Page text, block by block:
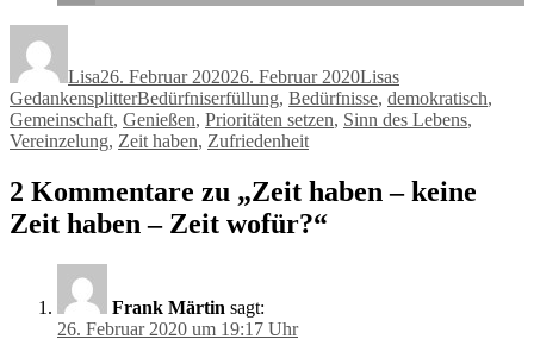
Lisa26. Februar 202026. Februar 2020Lisas
GedankensplitterSchlagwörter
Bedürfniserfüllung, Bedürfnisse, demokratisch,
Gemeinschaft, Genießen, Prioritäten setzen, Sinn des Lebens,
Vereinzelung, Zeit haben, Zufriedenheit
2 Kommentare zu „Zeit haben – keine
Zeit haben – Zeit wofür?“
Frank Märtin sagt:
26. Februar 2020 um 19:17 Uhr